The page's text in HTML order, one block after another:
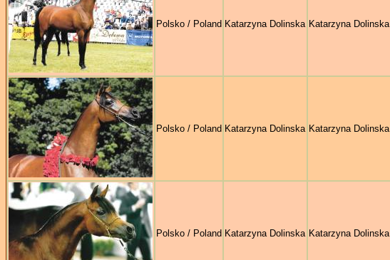
Polsko / Poland Katarzyna Dolinska Katarzyna Dolinska
Polsko / Poland Katarzyna Dolinska Katarzyna Dolinska
Polsko / Poland Katarzyna Dolinska Katarzyna Dolinska